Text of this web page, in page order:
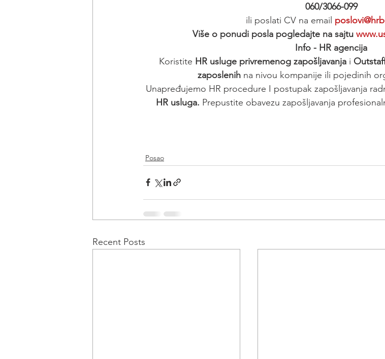
060/3066-099
ili poslati CV na email
Više o ponudi posla pogledajte na sajtu
Info - HR agencija
Koristite HR usluge privremenog zapošljavanja i
zaposlenih na nivou kompanije ili pojedinih
Unapređujemo HR procedure I postupak zapošljavanja
HR usluga. Prepustite obavezu zapošljavanja
Posao
Recent Posts